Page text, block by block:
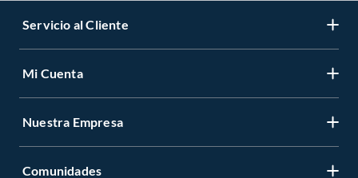
Servicio al Cliente
Mi Cuenta
Nuestra Empresa
Comunidades